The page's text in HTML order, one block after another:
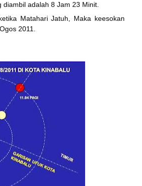
adalah 8 Jam 23 Minit.
Matahari Jatuh, Maka keesokan
2011.